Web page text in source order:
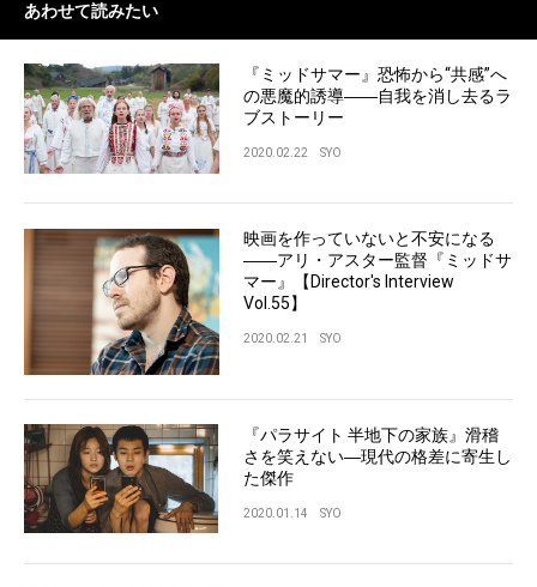
あわせて読みたい
『ミッドサマー』恐怖から“共感”へ
の悪魔的誘導――自我を消し去るラ
ブストーリー
2020.02.22 SYO
映画を作っていないと不安になる
――アリ・アスター監督『ミッドサ
マー』【Director's Interview
Vol.55】
2020.02.21 SYO
『パラサイト 半地下の家族』滑稽
さを笑えない―現代の格差に寄生し
た傑作
2020.01.14 SYO